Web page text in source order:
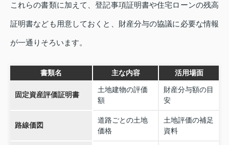
これらの書類に加えて、登記事項証明書や住宅ローンの残高
証明書なども用意しておくと、財産分与の協議に必要な情報
が一通りそろいます。
書類名 主な内容 活用場面
固定資産評価証明書
土地建物の評価
額
財産分与額の目
安
路線価図
道路ごとの土地
価格
土地評価の補足
資料